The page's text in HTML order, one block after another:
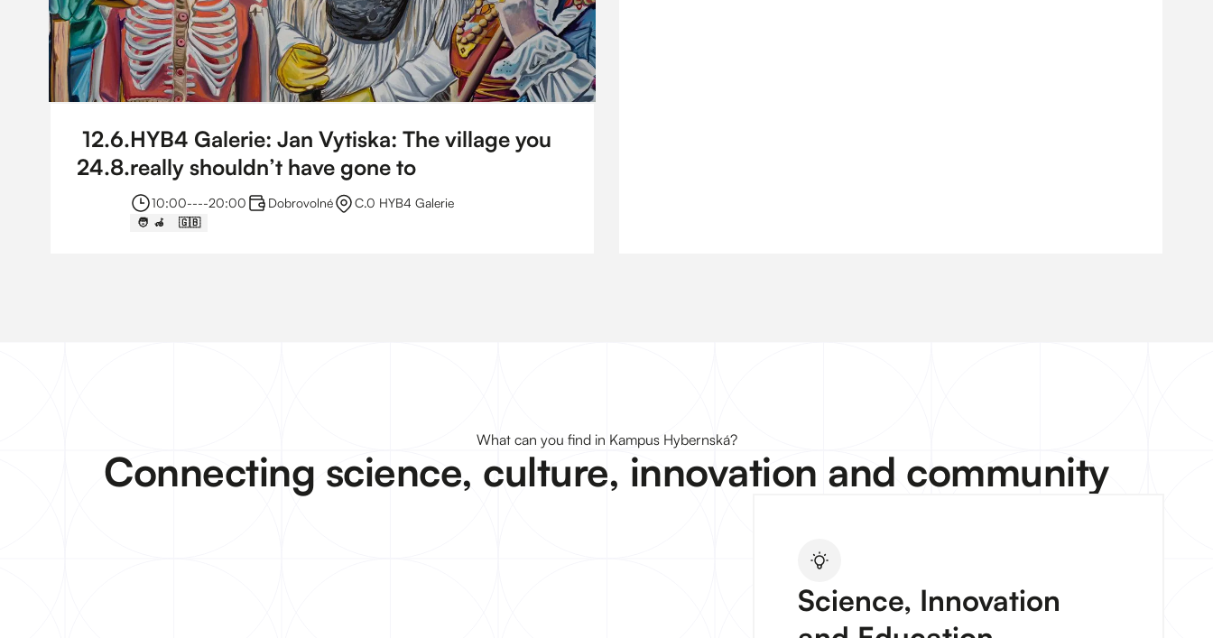
12.6.
24.8.
HYB4 Galerie: Jan Vytiska: The village you
really shouldn’t have gone to
10:00----20:00 Dobrovolné C.0 HYB4 Galerie
🧑 ‍ 🦽 🇬🇧
What can you find in Kampus Hybernská?
Connecting science, culture, innovation and community
Science, Innovation